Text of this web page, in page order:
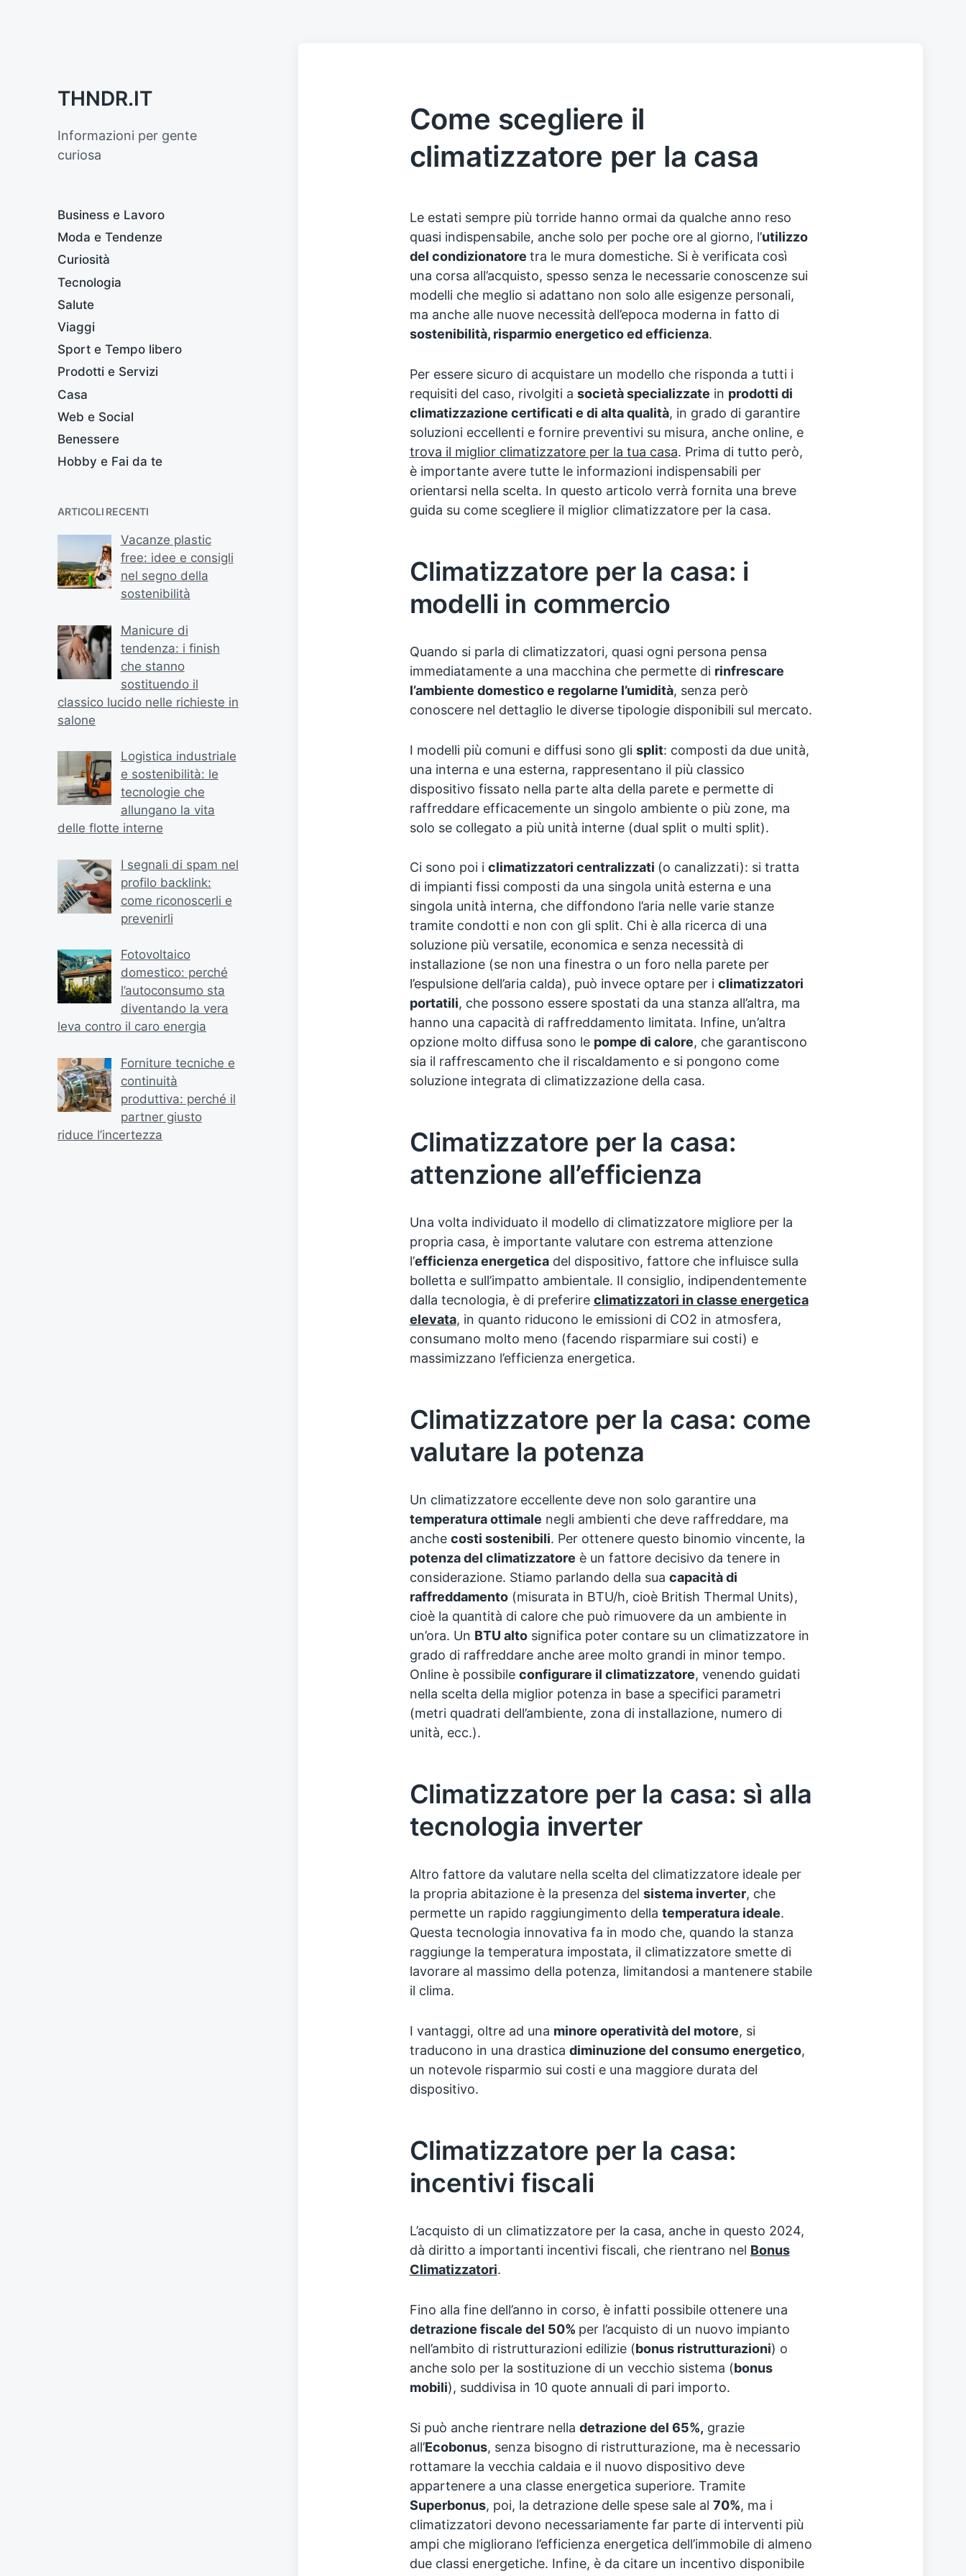
THNDR.IT
Informazioni per gente
curiosa
Business e Lavoro
Moda e Tendenze
Curiosità
Tecnologia
Salute
Viaggi
Sport e Tempo libero
Prodotti e Servizi
Casa
Web e Social
Benessere
Hobby e Fai da te
ARTICOLI RECENTI
Vacanze plastic
free: idee e consigli
nel segno della
sostenibilità
Manicure di
tendenza: i finish
che stanno
sostituendo il
classico lucido nelle richieste in
salone
Logistica industriale
e sostenibilità: le
tecnologie che
allungano la vita
delle flotte interne
I segnali di spam nel
profilo backlink:
come riconoscerli e
prevenirli
Fotovoltaico
domestico: perché
l’autoconsumo sta
diventando la vera
leva contro il caro energia
Forniture tecniche e
continuità
produttiva: perché il
partner giusto
riduce l’incertezza
Come scegliere il
climatizzatore per la casa
Le estati sempre più torride hanno ormai da qualche anno reso
quasi indispensabile, anche solo per poche ore al giorno, l’utilizzo
del condizionatore tra le mura domestiche. Si è verificata così
una corsa all’acquisto, spesso senza le necessarie conoscenze sui
modelli che meglio si adattano non solo alle esigenze personali,
ma anche alle nuove necessità dell’epoca moderna in fatto di
sostenibilità, risparmio energetico ed efficienza.
Per essere sicuro di acquistare un modello che risponda a tutti i
requisiti del caso, rivolgiti a società specializzate in prodotti di
climatizzazione certificati e di alta qualità, in grado di garantire
soluzioni eccellenti e fornire preventivi su misura, anche online, e
trova il miglior climatizzatore per la tua casa. Prima di tutto però,
è importante avere tutte le informazioni indispensabili per
orientarsi nella scelta. In questo articolo verrà fornita una breve
guida su come scegliere il miglior climatizzatore per la casa.
Climatizzatore per la casa: i
modelli in commercio
Quando si parla di climatizzatori, quasi ogni persona pensa
immediatamente a una macchina che permette di rinfrescare
l’ambiente domestico e regolarne l’umidità, senza però
conoscere nel dettaglio le diverse tipologie disponibili sul mercato.
I modelli più comuni e diffusi sono gli split: composti da due unità,
una interna e una esterna, rappresentano il più classico
dispositivo fissato nella parte alta della parete e permette di
raffreddare efficacemente un singolo ambiente o più zone, ma
solo se collegato a più unità interne (dual split o multi split).
Ci sono poi i climatizzatori centralizzati (o canalizzati): si tratta
di impianti fissi composti da una singola unità esterna e una
singola unità interna, che diffondono l’aria nelle varie stanze
tramite condotti e non con gli split. Chi è alla ricerca di una
soluzione più versatile, economica e senza necessità di
installazione (se non una finestra o un foro nella parete per
l’espulsione dell’aria calda), può invece optare per i climatizzatori
portatili, che possono essere spostati da una stanza all’altra, ma
hanno una capacità di raffreddamento limitata. Infine, un’altra
opzione molto diffusa sono le pompe di calore, che garantiscono
sia il raffrescamento che il riscaldamento e si pongono come
soluzione integrata di climatizzazione della casa.
Climatizzatore per la casa:
attenzione all’efficienza
Una volta individuato il modello di climatizzatore migliore per la
propria casa, è importante valutare con estrema attenzione
l’efficienza energeticadel dispositivo, fattore che influisce sulla
bolletta e sull’impatto ambientale. Il consiglio, indipendentemente
dalla tecnologia, è di preferire climatizzatori in classe energetica
elevata, in quanto riducono le emissioni di CO2 in atmosfera,
consumano molto meno (facendo risparmiare sui costi) e
massimizzano l’efficienza energetica.
Climatizzatore per la casa: come
valutare la potenza
Un climatizzatore eccellente deve non solo garantire una
temperatura ottimale negli ambienti che deve raffreddare, ma
anche costi sostenibili. Per ottenere questo binomio vincente, la
potenza del climatizzatore è un fattore decisivo da tenere in
considerazione. Stiamo parlando della sua capacità di
raffreddamento(misurata in BTU/h, cioè British Thermal Units),
cioè la quantità di calore che può rimuovere da un ambiente in
un’ora. Un BTU altosignifica poter contare su un climatizzatore in
grado di raffreddare anche aree molto grandi in minor tempo.
Online è possibile configurare il climatizzatore, venendo guidati
nella scelta della miglior potenza in base a specifici parametri
(metri quadrati dell’ambiente, zona di installazione, numero di
unità, ecc.).
Climatizzatore per la casa: sì alla
tecnologia inverter
Altro fattore da valutare nella scelta del climatizzatore ideale per
la propria abitazione è la presenza del sistema inverter, che
permette un rapido raggiungimento della temperatura ideale.
Questa tecnologia innovativa fa in modo che, quando la stanza
raggiunge la temperatura impostata, il climatizzatore smette di
lavorare al massimo della potenza, limitandosi a mantenere stabile
il clima.
I vantaggi, oltre ad una minore operatività del motore, si
traducono in una drastica diminuzione del consumo energetico,
un notevole risparmio sui costi e una maggiore durata del
dispositivo.
Climatizzatore per la casa:
incentivi fiscali
L’acquisto di un climatizzatore per la casa, anche in questo 2024,
dà diritto a importanti incentivi fiscali, che rientrano nel Bonus
Climatizzatori.
Fino alla fine dell’anno in corso, è infatti possibile ottenere una
detrazione fiscale del 50% per l’acquisto di un nuovo impianto
nell’ambito di ristrutturazioni edilizie (bonus ristrutturazioni) o
anche solo per la sostituzione di un vecchio sistema (bonus
mobili), suddivisa in 10 quote annuali di pari importo.
Si può anche rientrare nella detrazione del 65%, grazie
all’Ecobonus, senza bisogno di ristrutturazione, ma è necessario
rottamare la vecchia caldaia e il nuovo dispositivo deve
appartenere a una classe energetica superiore. Tramite
Superbonus, poi, la detrazione delle spese sale al 70%, ma i
climatizzatori devono necessariamente far parte di interventi più
ampi che migliorano l’efficienza energetica dell’immobile di almeno
due classi energetiche. Infine, è da citare un incentivo disponibile